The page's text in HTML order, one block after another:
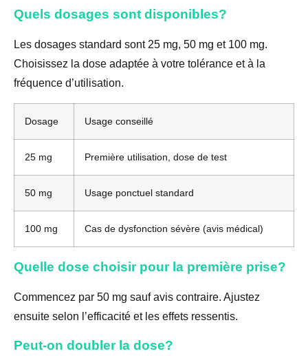
Quels dosages sont disponibles?
Les dosages standard sont 25 mg, 50 mg et 100 mg.
Choisissez la dose adaptée à votre tolérance et à la
fréquence d’utilisation.
Dosage Usage conseillé
25 mg Première utilisation, dose de test
50 mg Usage ponctuel standard
100 mg Cas de dysfonction sévère (avis médical)
Quelle dose choisir pour la première prise?
Commencez par 50 mg sauf avis contraire. Ajustez
ensuite selon l’efficacité et les effets ressentis.
Peut-on doubler la dose?